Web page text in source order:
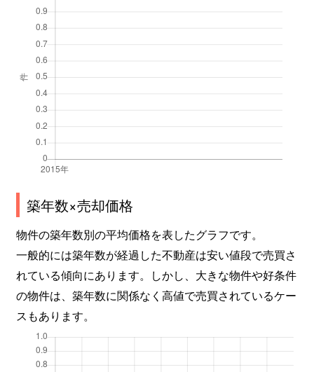
築年数×売却価格
物件の築年数別の平均価格を表したグラフです。
一般的には築年数が経過した不動産は安い値段で売買さ
れている傾向にあります。しかし、大きな物件や好条件
の物件は、築年数に関係なく高値で売買されているケー
スもあります。